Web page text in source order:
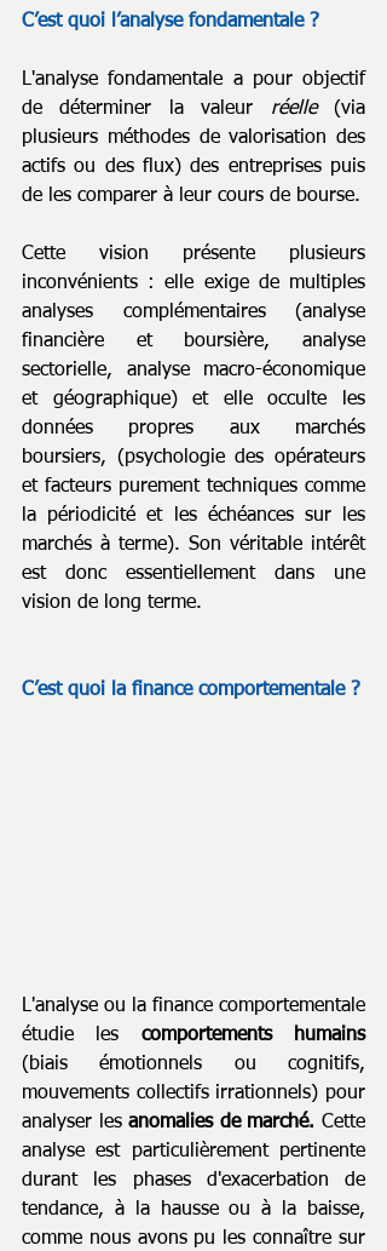
C’est quoi l’analyse fondamentale ?
L'analyse fondamentale a pour objectif
de déterminer la valeur réelle (via
plusieurs méthodes de valorisation des
actifs ou des flux) des entreprises puis
de les comparer à leur cours de bourse.
Cette vision présente plusieurs
inconvénients : elle exige de multiples
analyses complémentaires (analyse
financière et boursière, analyse
sectorielle, analyse macro-économique
et géographique) et elle occulte les
données propres aux marchés
boursiers, (psychologie des opérateurs
et facteurs purement techniques comme
la périodicité et les échéances sur les
marchés à terme). Son véritable intérêt
est donc essentiellement dans une
vision de long terme.
C’est quoi la finance comportementale ?
L'analyse ou la finance comportementale
étudie les comportements humains
(biais émotionnels ou cognitifs,
mouvements collectifs irrationnels) pour
analyser les anomalies de marché. Cette
analyse est particulièrement pertinente
durant les phases d'exacerbation de
tendance, à la hausse ou à la baisse,
comme nous avons pu les connaître sur